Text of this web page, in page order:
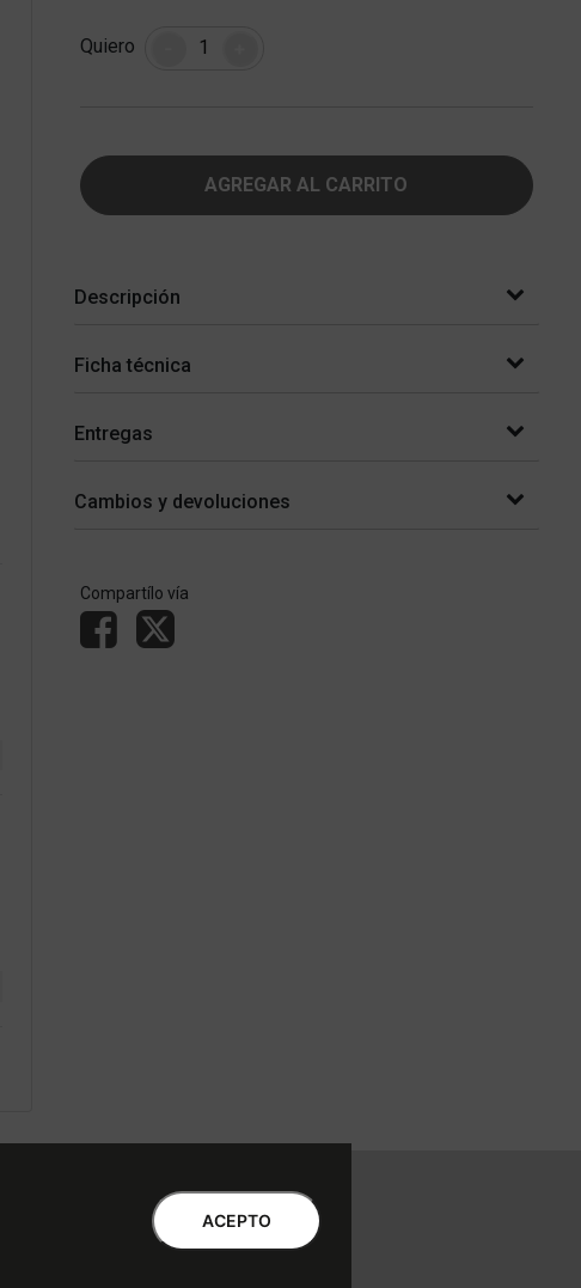
Quiero Cantidad
AGREGAR AL CARRITO
Descripción
Ficha técnica
Entregas
Cambios y devoluciones
Compartílo vía
Centro de Atención al Cliente
Libro de quejas OnlineACEPTO